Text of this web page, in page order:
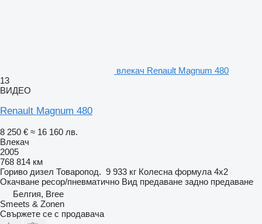
влекач Renault Magnum 480
13
ВИДЕО
Renault Magnum 480
8 250 € ≈ 16 160 лв.
Влекач
2005
768 814 км
Гориво дизел Товаропод. 9 933 кг Колесна формула 4x2
Окачване ресор/пневматично Вид предаване задно предаване
Белгия, Bree
Smeets & Zonen
Свържете се с продавача